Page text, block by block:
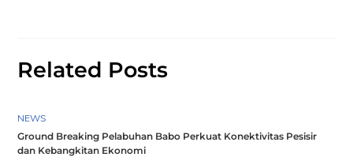
Related Posts
NEWS
Ground Breaking Pelabuhan Babo Perkuat Konektivitas Pesisir
dan Kebangkitan Ekonomi